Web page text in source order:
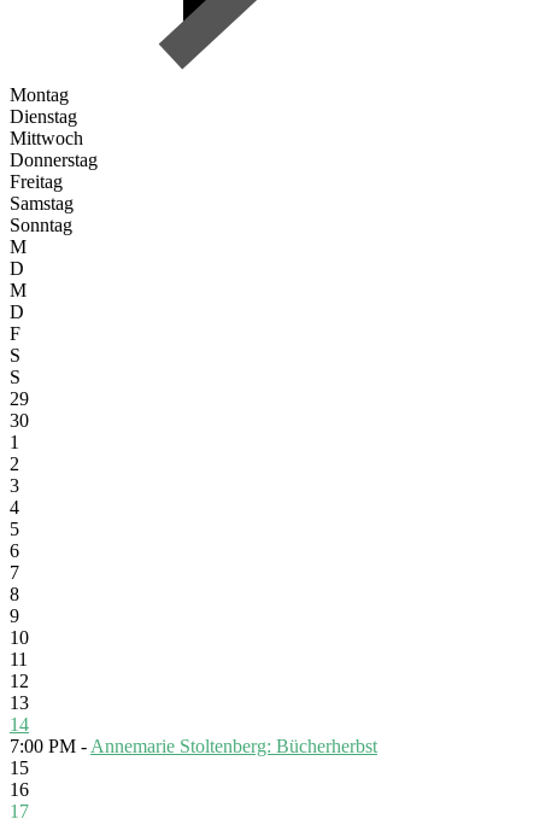
Montag
Dienstag
Mittwoch
Donnerstag
Freitag
Samstag
Sonntag
M
D
M
D
F
S
S
29
30
1
2
3
4
5
6
7
8
9
10
11
12
13
14
7:00 PM - Annemarie Stoltenberg: Bücherherbst
15
16
17